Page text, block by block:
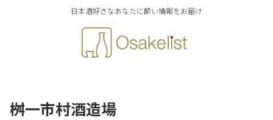
日本酒好きなあなたに酔い情報をお届け
桝一市村酒造場